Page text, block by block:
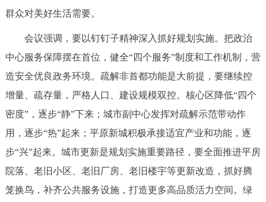
ESPAÑOL العربية PORTUGUÊS
ITALIANO
群众对美好生活需要。
会议强调，要以钉钉子精神深入抓好规划实施。把政治
中心服务保障摆在首位，健全“四个服务”制度和工作机制，营
造安全优良政务环境。疏解非首都功能是大前提，要继续控
增量、疏存量，严格人口、建设规模双控。核心区降低“四个
密度”，逐步“静”下来；城市副中心发挥对疏解示范带动作
用，逐步“热”起来；平原新城积极承接适宜产业和功能，逐
步“兴”起来。城市更新是规划实施重要路径，要全面推进平房
院落、老旧小区、老旧厂房、老旧楼宇等更新改造，抓好腾
笼换鸟，补齐公共服务设施，打造更多高品质活力空间。绿